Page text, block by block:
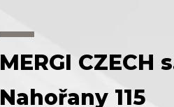
MERGI CZECH
Nahořany 115